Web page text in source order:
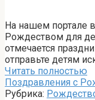
На нашем портале
Рождеством для
отмечается
отправьте детям
Читать полностью
Поздравления с
Рубрика: